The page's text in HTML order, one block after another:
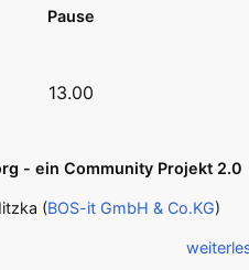
Pause
13.00
- ein Community Projekt 2.0
(BOS-it GmbH & Co.KG)